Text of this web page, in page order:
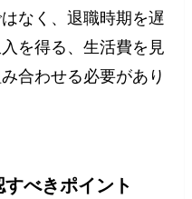
なく、退職時期を遅
を得る、生活費を見
合わせる必要があり
べきポイント